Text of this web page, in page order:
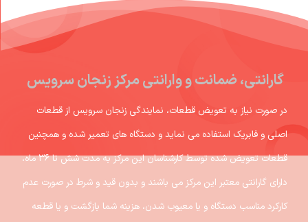
گارانتی، ضمانت و وارانتی مرکز زنجان سرویس
در صورت نیاز به تعویض قطعات، نمایندگی زنجان سرویس از قطعات
اصلی و فابریک استفاده می نماید و دستگاه های تعمیر شده و همچنین
قطعات تعویض شده توسط کارشناسان این مرکز به مدت شش تا ۳۶ ماه،
دارای گارانتی معتبر این مرکز می باشند و بدون قید و شرط در صورت عدم
کارکرد مناسب دستگاه و یا معیوب شدن، هزینه شما بازگشت و یا قطعه